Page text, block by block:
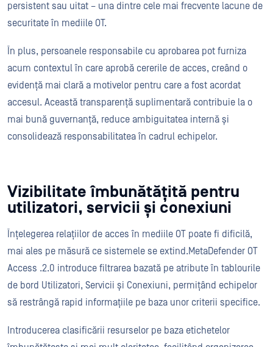
persistent sau uitat – una dintre cele mai frecvente lacune de
securitate în mediile OT.
În plus, persoanele responsabile cu aprobarea pot furniza
acum contextul în care aprobă cererile de acces, creând o
evidență mai clară a motivelor pentru care a fost acordat
accesul. Această transparență suplimentară contribuie la o
mai bună guvernanță, reduce ambiguitatea internă și
consolidează responsabilitatea în cadrul echipelor.
Vizibilitate îmbunătățită pentru
utilizatori, servicii și conexiuni
Înțelegerea relațiilor de acces în mediile OT poate fi dificilă,
mai ales pe măsură ce sistemele se extind.MetaDefender OT
Access .2.0 introduce filtrarea bazată pe atribute în tablourile
de bord Utilizatori, Servicii și Conexiuni, permițând echipelor
să restrângă rapid informațiile pe baza unor criterii specifice.
Introducerea clasificării resurselor pe baza etichetelor